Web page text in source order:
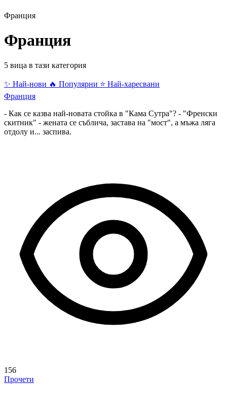
Франция
Франция
5 вица в тази категория
✨ Най-нови 🔥 Популярни ⭐ Най-харесвани
Франция
- Как се казва най-новата стойка в "Кама Сутра"? - "Френски
скитник" - жената се съблича, застава на "мост", а мъжа ляга
отдолу и... заспива.
156
Прочети